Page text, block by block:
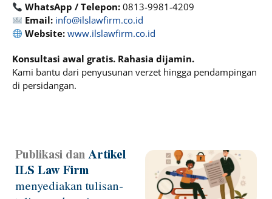
WhatsApp / Telepon: 0813-9981-4209
Email: info@ilslawfirm.co.id
Website: www.ilslawfirm.co.id
Konsultasi awal gratis. Rahasia dijamin.
Kami bantu dari penyusunan verzet hingga pendampingan
di persidangan.
Publikasi danArtikel
ILS Law Firm
menyediakan tulisan-
PagePagePage Page